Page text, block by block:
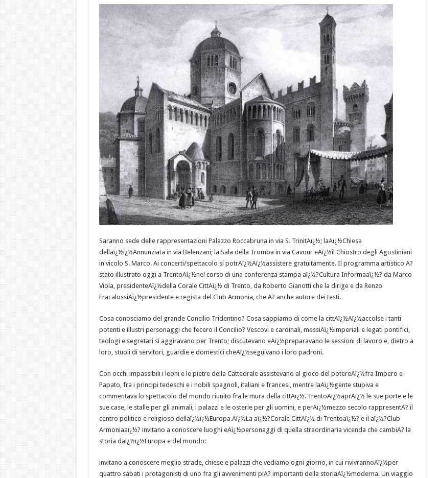
Saranno sede delle rappresentazioni Palazzo Roccabruna in via S. TrinitAï¿½; laAï¿½Chiesa
dellaï¿½ï¿½Annunziata in via Belenzani; la Sala della Tromba in via Cavour eAï¿½il Chiostro degli Agostiniani
in vicolo S. Marco. Ai concerti/spettacolo si potrAï¿½Aï¿½assistere gratuitamente. Il programma artistico A?
stato illustrato oggi a TrentoAï¿½nel corso di una conferenza stampa aï¿½?Cultura Informaaï¿½? da Marco
Viola, presidenteAï¿½della Corale CittAï¿½ di Trento, da Roberto Gianotti che la dirige e da Renzo
FracalossiAï¿½presidente e regista del Club Armonia, che A? anche autore dei testi.
Cosa conosciamo del grande Concilio Tridentino? Cosa sappiamo di come la cittAï¿½Aï¿½accolse i tanti
potenti e illustri personaggi che fecero il Concilio? Vescovi e cardinali, messiAï¿½imperiali e legati pontifici,
teologi e segretari si aggiravano per Trento; discutevano eAï¿½preparavano le sessioni di lavoro e, dietro a
loro, stuoli di servitori, guardie e domestici cheAï¿½seguivano i loro padroni.
Con occhi impassibili i leoni e le pietre della Cattedrale assistevano al gioco del potereAï¿½fra Impero e
Papato, fra i principi tedeschi e i nobili spagnoli, italiani e francesi, mentre laAï¿½gente stupiva e
commentava lo spettacolo del mondo riunito fra le mura della cittAï¿½. TrentoAï¿½aprAï¿½ le sue porte e le
sue case, le stalle per gli animali, i palazzi e le osterie per gli uomini, e perAï¿½mezzo secolo rappresentA? il
centro politico e religioso dellaï¿½ï¿½Europa.Aï¿½La aï¿½?Corale CittAï¿½ di Trentoaï¿½? e il aï¿½?Club
Armoniaaï¿½? invitano a conoscere luoghi eAï¿½personaggi di quella straordinaria vicenda che cambiA? la
storia daï¿½ï¿½Europa e del mondo:
invitano a conoscere meglio strade, chiese e palazzi che vediamo ogni giorno, in cui rivivrannoAï¿½per
quattro sabati i protagonisti di uno fra gli avvenimenti piA? importanti della storiaAï¿½moderna. Un viaggio